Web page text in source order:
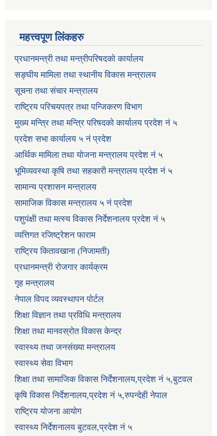
महत्त्वपूण लिंकहरु
प्रधानमन्त्री तथा मन्त्रीपरिषदको कार्यालय
सङ्घीय मामिला तथा स्थानीय विकास मन्त्रालय
सूचना तथा संचार मन्त्रालय
राष्ट्रिय परिचयपत्र तथा पन्जिकरण विभाग
मुख्य मन्त्रि तथा मन्त्रि परिषदको कार्यालय प्रदेश नं ५
प्रदेश सभा कार्यालय ५ नं प्रदेश
आर्थिक मामिला तथा योजना मन्त्रालय प्रदेश नं ५
भूमिव्यवस्था कृषि तथा सहकारी मन्त्रालय प्रदेश नं ५
सामान्य प्रशासन मन्त्रालय
सामाजिक विकास मन्त्रालय ५ नं प्रदेश
पशुपंक्षी तथा मत्स्य विकास निर्देशनालय प्रदेश नं ५
व्यत्तिगत रजिष्ट्रेशन फाराम
राष्ट्रिय कितावखाना (निजामती)
प्रधानमन्त्री रोजगार कार्यक्रम
गृह मन्त्रालय
नेपाल विपद व्यवस्थापन पोर्टल
शिक्षा विज्ञान तथा प्रविधि मन्त्रालय
शिक्षा तथा मानवस्रोत विकास केन्द्र
स्वास्थ्य तथा जनसंख्या मन्त्रालय
स्वास्थ्य सेवा विभाग
शिक्षा तथा सामाजिक विकास निर्देशनालय,प्रदेश नं ५,बुटवल
कृषि विकास निर्देशनालय,प्रदेश नं ५,रुपन्देही नेपाल
राष्ट्रिय योजना आयोग
स्वास्थ्य निर्देशनालय बुटवल,प्रदेश नं ५